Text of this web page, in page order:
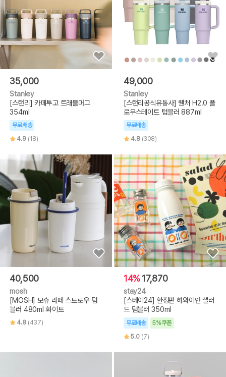
35,000
Stanley
[스탠리] 카페투고 트래블머그
354ml
무료배송
4.9 (18)
49,000
Stanley
[스탠리공식유통사] 퀜처 H2.0 플
로우스테이트 텀블러 887ml
무료배송
4.8 (308)
40,500
mosh
[MOSH] 모슈 라떼 스트로우 텀
블러 480ml 화이트
4.8 (437)
14%17,870
stay24
[스테이24] 한정판 하와이안 샐러
드 텀블러 350ml
무료배송
5%쿠폰
5.0 (7)